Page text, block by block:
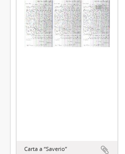
Carta a “Saverio”